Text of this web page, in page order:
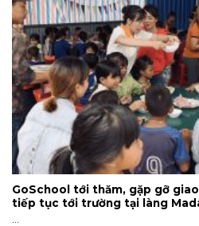
GoSchool tới thăm, gặp gỡ
tiếp tục tới trường tại làng
...